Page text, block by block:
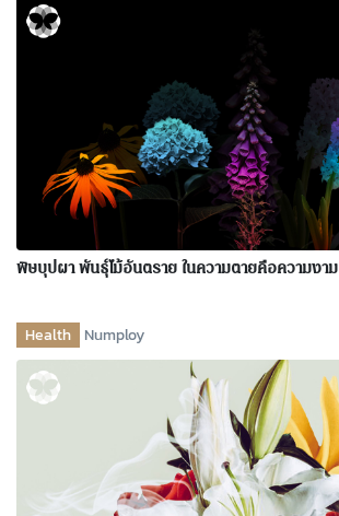
พิษบุปผา พันธุ์ไม้อันตราย ในความตายคือความงาม
Health Numploy